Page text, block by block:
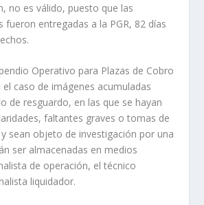
no es válido, puesto que las
fueron entregadas a la PGR, 82 días
Operativo para Plazas de Cobro
caso de imágenes acumuladas
de resguardo, en las que se hayan
faltantes graves o tomas de
sean objeto de investigación por una
ser almacenadas en medios
de operación, el técnico
liquidador.